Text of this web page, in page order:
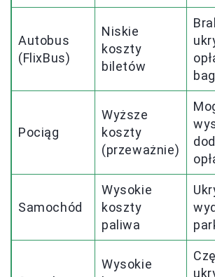
Autobus
(FlixBus)
Niskie
koszty
biletów
Pociąg
Wyższe
koszty
(przeważnie)
Samochód
Wysokie
koszty
paliwa
Wysokie